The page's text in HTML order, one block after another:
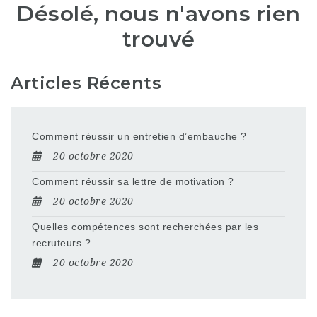
Désolé, nous n'avons rien
trouvé
Articles Récents
Comment réussir un entretien d’embauche ?
20 octobre 2020
Comment réussir sa lettre de motivation ?
20 octobre 2020
Quelles compétences sont recherchées par les
recruteurs ?
20 octobre 2020